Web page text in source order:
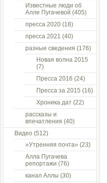
Известные люди об
Алле Пугачевой (405)
пресса 2020 (18)
пресса 2021 (40)
разные сведения (176)
Новая волна 2015
(7)
Пресса 2016 (24)
Пресса за 2015 (16)
Хроника дат (22)
рассказы и
впечатления (40)
Видео (512)
»Утренняя почта» (23)
Алла Пугачева
репортажи (76)
канал Аллы (30)